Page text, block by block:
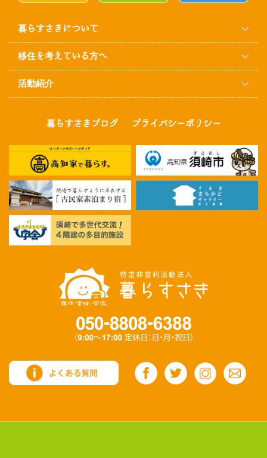
暮らすさきについて
移住を考えている方へ
活動紹介
暮らすさきブログ プライバシーポリシー